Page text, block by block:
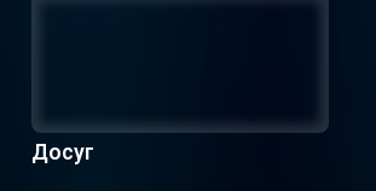
Досуг